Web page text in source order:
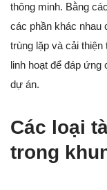
thông minh. Bằng
các phần khác nhau
trùng lặp và cải
linh hoạt để đáp
dự án.
Các loại
trong